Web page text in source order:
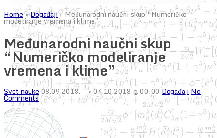
Home»Događaji»Međunarodni naučni skup “Numeričko
modeliranje vremena i klime”
Međunarodni naučni skup
“Numeričko modeliranje
vremena i klime”
Svet nauke 08.09.2018. --> 04.10.2018 @ 00:00 Događaji No
Comments